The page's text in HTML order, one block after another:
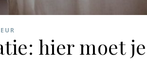
hier moet